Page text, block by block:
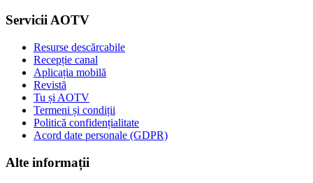
Servicii AOTV
Resurse descărcabile
Recepție canal
Aplicația mobilă
Revistă
Tu și AOTV
Termeni și condiții
Politică confidențialitate
Acord date personale (GDPR)
Alte informații